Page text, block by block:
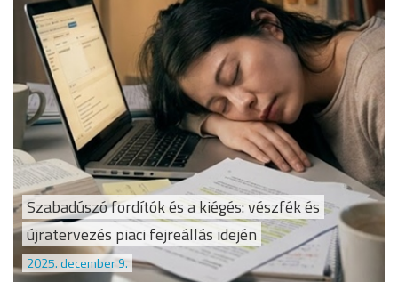
Szabadúszó fordítók és a kiégés: vészfék és
újratervezés piaci fejreállás idején
2025. december 9.